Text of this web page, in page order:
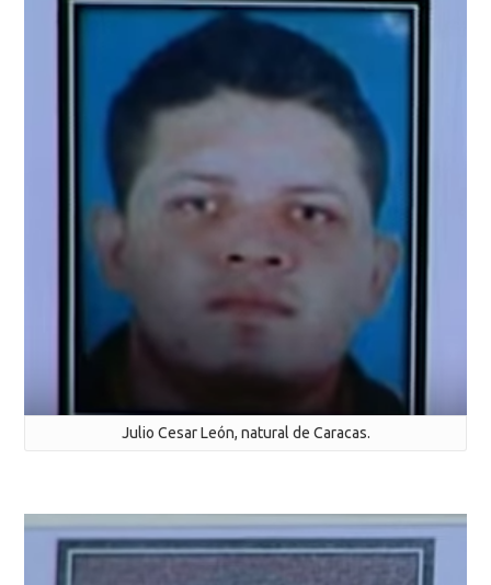
Julio Cesar León, natural de Caracas.